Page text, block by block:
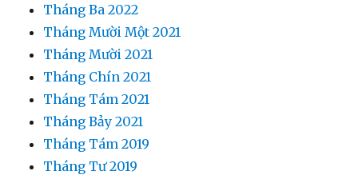
Tháng Ba 2022
Tháng Mười Một 2021
Tháng Mười 2021
Tháng Chín 2021
Tháng Tám 2021
Tháng Bảy 2021
Tháng Tám 2019
Tháng Tư 2019